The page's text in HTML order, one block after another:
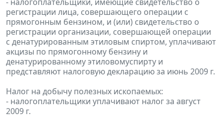
- налогоплательщики, имеющие свидетельство о
регистрации лица, совершающего операции с
прямогонным бензином, и (или) свидетельство о
регистрации организации, совершающей операции
с денатурированным этиловым спиртом, уплачивают
акцизы по прямогонному бензину и
денатурированному этиловомуспирту и
представляют налоговую декларацию за июнь 2009 г.
Налог на добычу полезных ископаемых:
- налогоплательщики уплачивают налог за август
2009 г.